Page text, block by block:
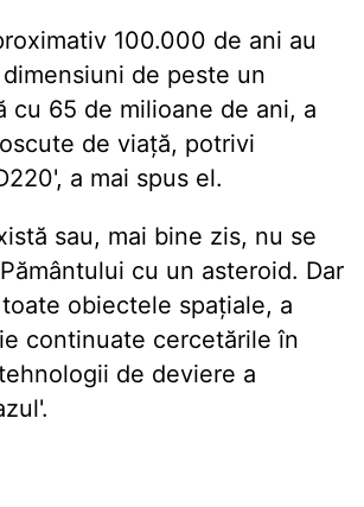
100.000 de ani au
de peste un
cu 65 de milioane de ani, a
de viață, potrivi
a mai spus el.
sau, mai bine zis, nu se
cu un asteroid. Dar
obiectele spațiale, a
continuate cercetările în
de deviere a